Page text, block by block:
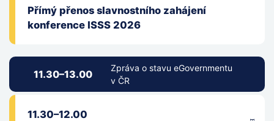
Přímý přenos slavnostního zahájení
konference ISSS 2026
11.30–13.00
Zpráva o stavu eGovernmentu
v ČR
11.30–12.00